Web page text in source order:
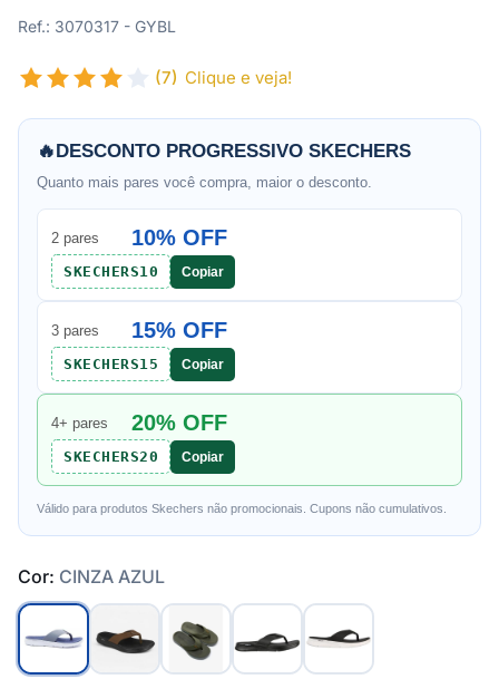
Ref.: 3070317 - GYBL
(7) Clique e veja!
🔥DESCONTO PROGRESSIVO SKECHERS
Quanto mais pares você compra, maior o desconto.
2 pares 10% OFF
SKECHERS10 Copiar
3 pares 15% OFF
SKECHERS15 Copiar
4+ pares 20% OFF
SKECHERS20 Copiar
Válido para produtos Skechers não promocionais. Cupons não cumulativos.
Cor: CINZA AZUL